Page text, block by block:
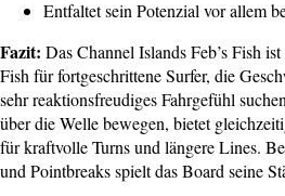
Entfaltet sein Potenzial vor allem
Fazit: Das Channel Islands Feb’s Fish
Fish für fortgeschrittene Surfer, die
sehr reaktionsfreudiges Fahrgefühl
über die Welle bewegen, bietet
für kraftvolle Turns und längere Lines.
und Pointbreaks spielt das Board seine